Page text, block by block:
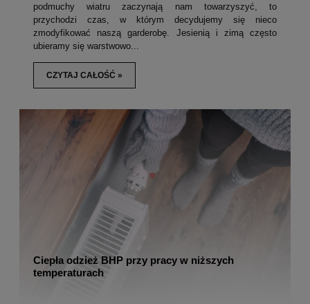
podmuchy wiatru zaczynają nam towarzyszyć, to
przychodzi czas, w którym decydujemy się nieco
zmodyfikować naszą garderobę. Jesienią i zimą często
ubieramy się warstwowo...
CZYTAJ CAŁOŚĆ »
Ciepła odzież BHP przy pracy w niższych
temperaturach